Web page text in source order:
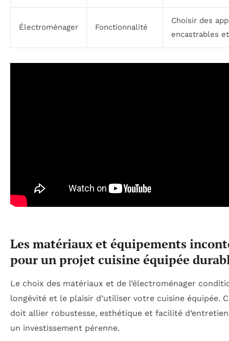
Électroménager Fonctionnalité
Choisir des
encastrables
Les matériaux et équipements
pour un projet cuisine équipée
Le choix des matériaux et de l’électroménager
longévité et le plaisir d’utiliser votre cuisine équipée.
doit allier robustesse, esthétique et facilité d’entretien
un investissement pérenne.